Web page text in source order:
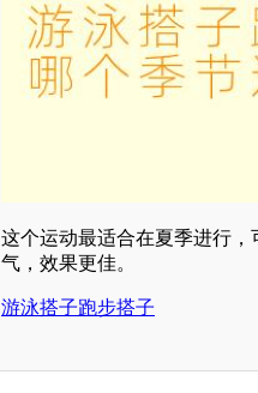
这个运动最适合在夏季进行
气，效果更佳。
游泳搭子跑步搭子